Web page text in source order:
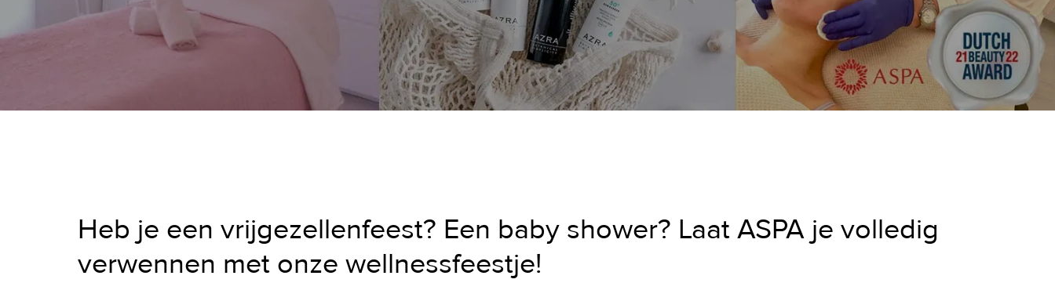
Heb je een vrijgezellenfeest? Een baby shower? Laat ASPA je volledig
verwennen met onze wellnessfeestje!